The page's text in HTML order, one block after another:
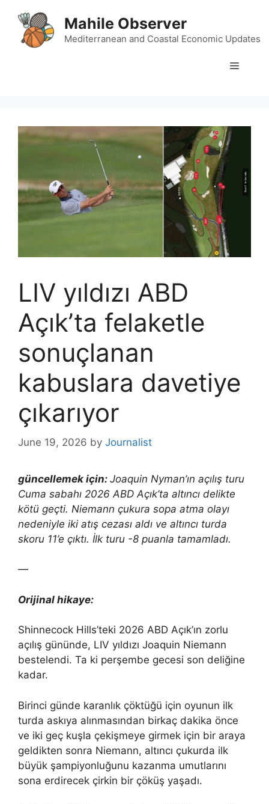
content
Mahile Observer
Mediterranean and Coastal Economic Updates
Menu
LIV yıldızı ABD
Açık’ta felaketle
sonuçlanan
kabuslara davetiye
çıkarıyor
June 19, 2026 by Journalist
güncellemek için: Joaquin Nyman’ın açılış turu
Cuma sabahı 2026 ABD Açık’ta altıncı delikte
kötü geçti. Niemann çukura sopa atma olayı
nedeniyle iki atış cezası aldı ve altıncı turda
skoru 11’e çıktı. İlk turu -8 puanla tamamladı.
—
Orijinal hikaye:
Shinnecock Hills’teki 2026 ABD Açık’ın zorlu
açılış gününde, LIV yıldızı Joaquin Niemann
bestelendi. Ta ki perşembe gecesi son deliğine
kadar.
Birinci günde karanlık çöktüğü için oyunun ilk
turda askıya alınmasından birkaç dakika önce
ve iki geç kuşla çekişmeye girmek için bir araya
geldikten sonra Niemann, altıncı çukurda ilk
büyük şampiyonluğunu kazanma umutlarını
sona erdirecek çirkin bir çöküş yaşadı.